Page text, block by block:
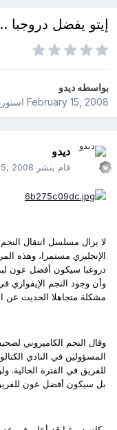
إيتو يفضل دروجبا
بواسطهديدو
February 15, 2008
ديدو
قام بنشر 2008
لا يزال مسلسل انتقال النجم
الإنجليزي مستمرا، وهذه
دروغبا سيكون أفضل عون
وأن وجود النجم الإيفواري
مشكلة متجاهلا الحديث عن
وقال النجم الكاميروني
المسؤولين في النادي
للفريق في الفترة الحالية.
بل سيكون أفضل عون